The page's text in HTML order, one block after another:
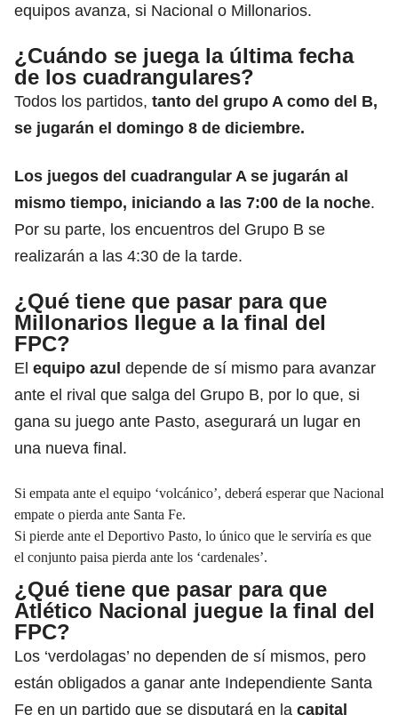
equipos avanza, si Nacional o Millonarios.
¿Cuándo se juega la última fecha
de los cuadrangulares?
Todos los partidos, tanto del grupo A como del B,
se jugarán el domingo 8 de diciembre.
Los juegos del cuadrangular A se jugarán al
mismo tiempo, iniciando a las 7:00 de la noche.
Por su parte, los encuentros del Grupo B se
realizarán a las 4:30 de la tarde.
¿Qué tiene que pasar para que
Millonarios llegue a la final del
FPC?
El equipo azul depende de sí mismo para avanzar
ante el rival que salga del Grupo B, por lo que, si
gana su juego ante Pasto, asegurará un lugar en
una nueva final.
Si empata ante el equipo ‘volcánico’, deberá esperar que Nacional
empate o pierda ante Santa Fe.
Si pierde ante el Deportivo Pasto, lo único que le serviría es que
el conjunto paisa pierda ante los ‘cardenales’.
¿Qué tiene que pasar para que
Atlético Nacional juegue la final del
FPC?
Los ‘verdolagas’ no dependen de sí mismos, pero
están obligados a ganar ante Independiente Santa
Fe en un partido que se disputará en la capital